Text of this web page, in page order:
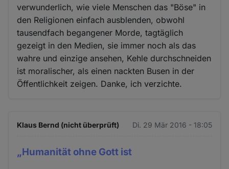
verwunderlich, wie viele Menschen das "Böse" in
den Religionen einfach ausblenden, obwohl
tausendfach begangener Morde, tagtäglich
gezeigt in den Medien, sie immer noch als das
wahre und einzige ansehen, Kehle durchschneiden
ist moralischer, als einen nackten Busen in der
Öffentlichkeit zeigen. Danke, ich verzichte.
Klaus Bernd (nicht überprüft) Di. 29 Mär 2016 - 18:05
„Humanität ohne Gott ist